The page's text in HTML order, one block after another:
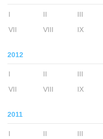
I II III
VII
VIII IX
2012
I II III
VII
VIII IX
2011
I II III